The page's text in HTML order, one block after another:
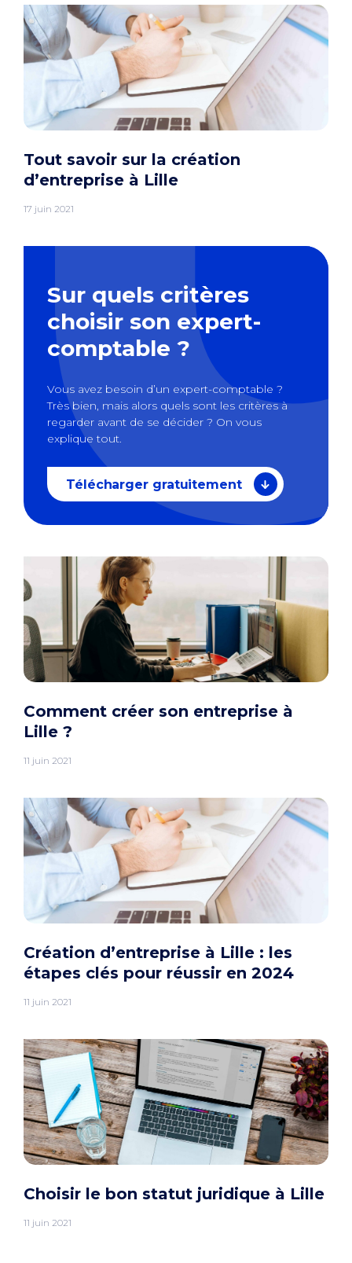
Tout savoir sur la création
d’entreprise à Lille
17 juin 2021
Comment créer son entreprise à
Lille ?
11 juin 2021
Création d’entreprise à Lille : les
étapes clés pour réussir en 2024
11 juin 2021
Sur quels critères
choisir son expert-
comptable ?
Vous avez besoin d’un expert-comptable ?
Très bien, mais alors quels sont les critères à
regarder avant de se décider ? On vous
explique tout.
Télécharger gratuitement
Choisir le bon statut juridique à Lille
11 juin 2021